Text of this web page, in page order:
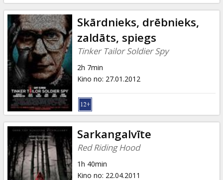
Skārdnieks, drēbnieks,
zaldāts, spiegs
Tinker Tailor Soldier Spy
2h 7min
Kino no: 27.01.2012
Sarkangalvīte
Red Riding Hood
1h 40min
Kino no: 22.04.2011